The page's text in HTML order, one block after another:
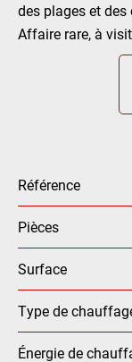
des plages et des
Affaire rare, à
Référence
Pièces
Surface
Type de
Énergie de